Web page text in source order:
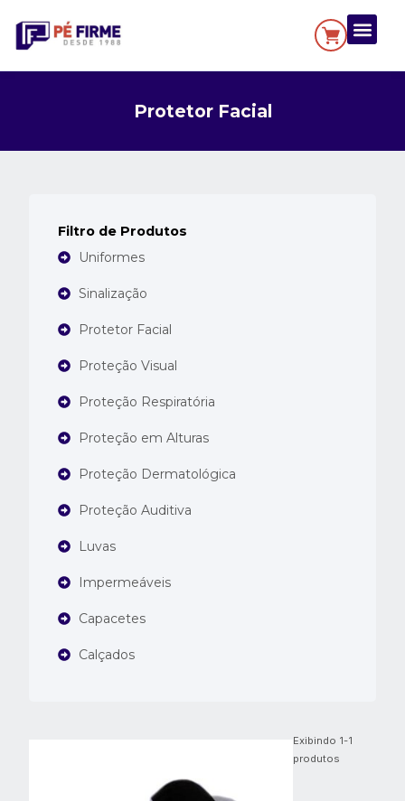
Protetor Facial
Filtro de Produtos
Uniformes
Sinalização
Protetor Facial
Proteção Visual
Proteção Respiratória
Proteção em Alturas
Proteção Dermatológica
Proteção Auditiva
Luvas
Impermeáveis
Capacetes
Calçados
Exibindo 1-1
produtos